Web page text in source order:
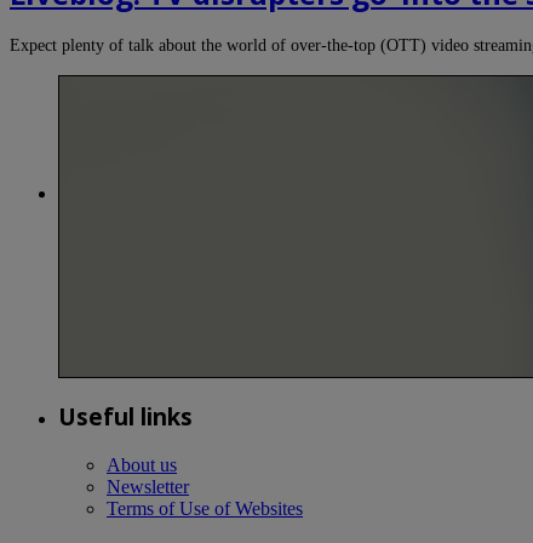
Expect plenty of talk about the world of over-the-top (OTT) video
Useful links
About us
Newsletter
Terms of Use of Websites